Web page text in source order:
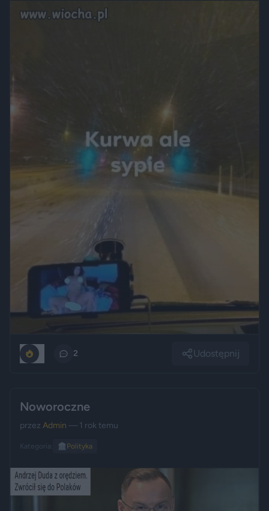
2 Udostępnij
Noworoczne
przez Admin — 1 rok temu
Kategoria: 🏛️ Polityka